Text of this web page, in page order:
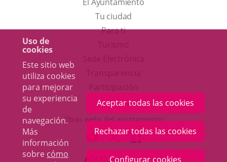
Uso de
cookies
Este sitio web
utiliza cookies
para mejorar
su experiencia
de
navegación.
Más
información
sobre cómo
Aceptar todas las cookies
Rechazar todas las cookies
Configurar cookies
Tu ciudad
Para ti
en
una
ventana
nueva.
aplicación
externa.
Otras webs del ayuntamiento
ENLACE
A
ENLACE
A
ENLACE
A
ACCESIBILIDAD